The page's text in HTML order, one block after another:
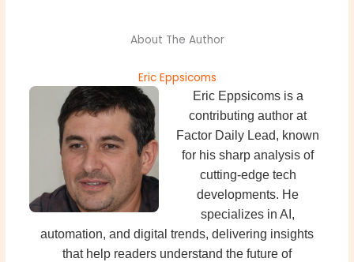
About The Author
Eric Eppsicoms
Eric Eppsicoms is a
contributing author at
Factor Daily Lead, known
for his sharp analysis of
cutting-edge tech
developments. He
specializes in AI,
automation, and digital trends, delivering insights
that help readers understand the future of